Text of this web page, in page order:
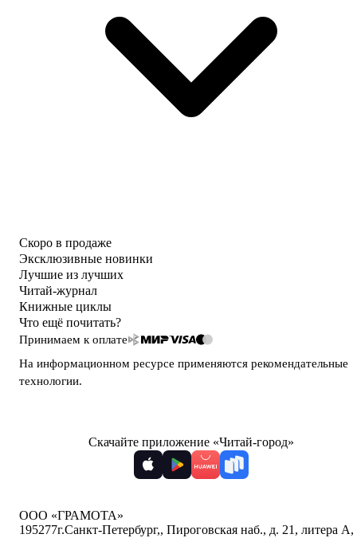
Скоро в продаже
Эксклюзивные новинки
Лучшие из лучших
Читай-журнал
Книжные циклы
Что ещё почитать?
Принимаем к оплате
На информационном ресурсе применяются рекомендательные
технологии.
Скачайте приложение «Читай-город»
ООО «ГРАМОТА»
195277г.Санкт-Петербург,, Пироговская наб., д. 21, литера А,